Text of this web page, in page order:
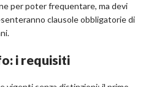
per poter frequentare, ma devi
clausole obbligatorie di
i requisiti